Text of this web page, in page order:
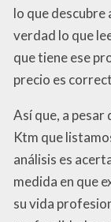
lo que
verdad lo que
que tiene ese
precio es
Así que, a
Ktm que
análisis es
medida en que
su vida